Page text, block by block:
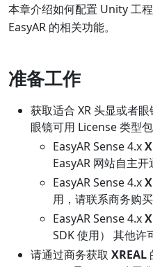
本章介绍如何配置 Unity 工
EasyAR 的相关功能。
准备工作
获取适合 XR 头显或者
眼镜可用 License 类型
EasyAR Sense 4.x
EasyAR 网站自主开
EasyAR Sense 4.x
用，请联系商务购买
EasyAR Sense 4.x
SDK 使用） 其他许
请通过商务获取 XREAL